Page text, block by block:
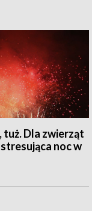
Dla zwierząt
noc w